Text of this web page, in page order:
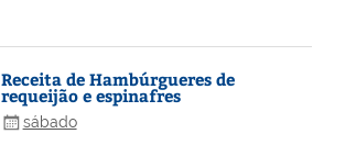
Receita de Hambúrgueres de
requeijão e espinafres
sábado